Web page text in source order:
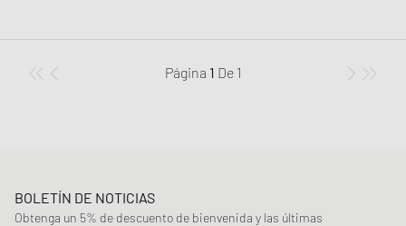
Página 1 De 1
BOLETÍN DE NOTICIAS
Obtenga un 5% de descuento de bienvenida y las últimas